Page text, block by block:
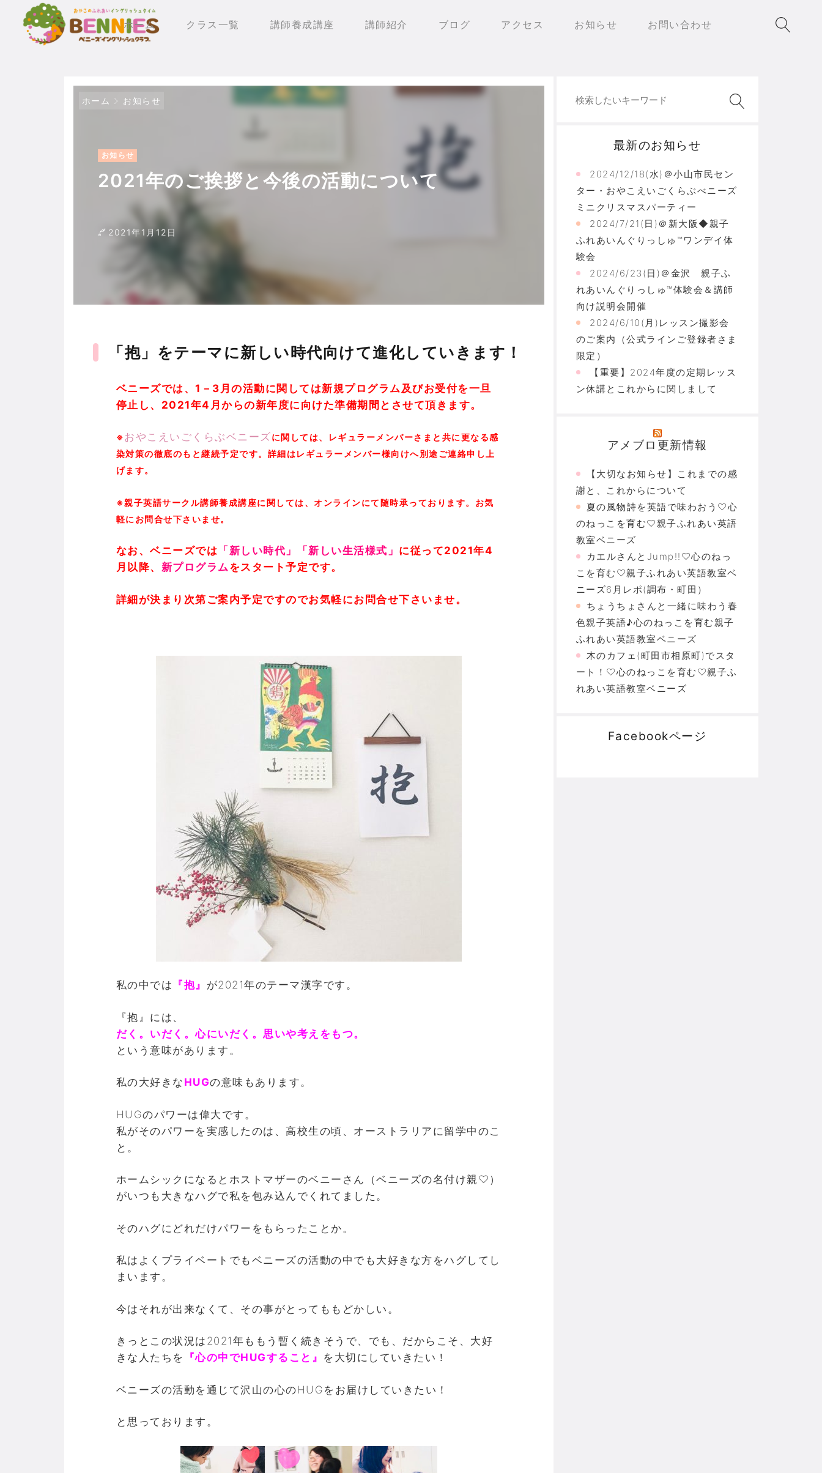
ホーム クラス一覧 講師養成講座 講師紹介 ブログ アクセス お知らせ お問い合わせ
ホーム お知らせ
お知らせ
2021年のご挨拶と今後の活動について
2021年1月12日
「抱」をテーマに新しい時代向けて進化していきます！
ベニーズでは、1－3月の活動に関しては新規プログラム及びお受付を一旦
停止し、 2021年4月からの新年度に向けた準備期間とさせて頂きます。
※おやこえいごくらぶベニーズに関しては、レギュラーメンバーさまと共に更なる感
染対策の徹底のもと継続予定です。 詳細はレギュラーメンバー様向けへ別途ご連絡申し上
げます。
※親子英語サークル講師養成講座に関しては、オンラインにて随時承っております。お気
軽にお問合せ下さいませ。
なお、ベニーズでは 「新しい時代」「新しい生活様式」 に従って2021年4
月以降、 新プログラムをスタート予定です。
詳細が決まり次第ご案内予定ですのでお気軽にお問合せ下さいませ。
私の中では 『抱』 が2021年のテーマ漢字です。
『抱』には、
だく。いだく。心にいだく。思いや考えをもつ。
という意味があります。
私の大好きな HUGの意味もあります。
HUGのパワーは偉大です。
私がそのパワーを実感したのは、高校生の頃、オーストラリアに留学中のこ
と。
ホームシックになるとホストマザーのベニーさん（ベニーズの名付け親♡）
がいつも大きなハグで私を包み込んでくれてました。
そのハグにどれだけパワーをもらったことか。
私はよくプライベートでもベニーズの活動の中でも大好きな方をハグしてし
まいます。
今はそれが出来なくて、その事がとってももどかしい。
きっとこの状況は2021年ももう暫く続きそうで、でも、だからこそ、大好
きな人たちを
『心の中でHUGすること』 を大切にしていきたい！
ベニーズの活動を通じて沢山の心のHUGをお届けしていきたい！
と思っております。
最新のお知らせ
2024/12/18(水)＠小山市民セン
ター・おやこえいごくらぶべニーズ
ミニクリスマスパーティー
2024/7/21(日)＠新大阪◆親子
ふれあいんぐりっしゅ™ワンデイ体
験会
2024/6/23(日)＠金沢 親子ふ
れあいんぐりっしゅ™体験会＆講師
向け説明会開催
2024/6/10(月)レッスン撮影会
のご案内（公式ラインご登録者さま
限定）
【重要】2024年度の定期レッス
ン休講とこれからに関しまして
アメブロ更新情報
【大切なお知らせ】これまでの感
謝と、これからについて
夏の風物詩を英語で味わおう♡心
のねっこを育む♡親子ふれあい英語
教室ベニーズ
カエルさんとJump!!♡心のねっ
こを育む♡親子ふれあい英語教室ベ
ニーズ6月レポ(調布・町田）
ちょうちょさんと一緒に味わう春
色親子英語♪心のねっこを育む親子
ふれあい英語教室ベニーズ
木のカフェ(町田市相原町)でスタ
ート！♡心のねっこを育む♡親子ふ
れあい英語教室ベニーズ
Facebookページ